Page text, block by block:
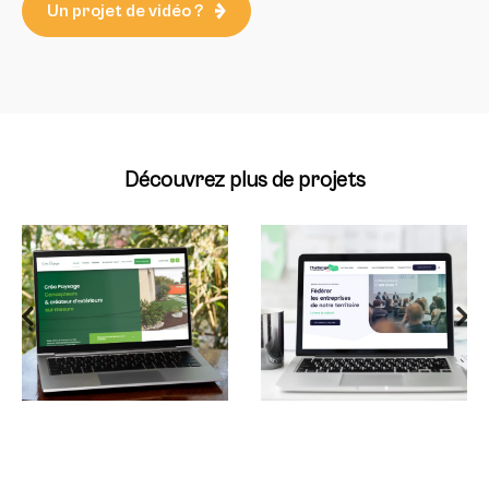
Un projet de vidéo ?
Découvrez plus de projets
Une stratégie de
communication
globale
pour un paysagiste
Refonte du logo et
du site internet
d’un réseau
d’entreprises
vendéen